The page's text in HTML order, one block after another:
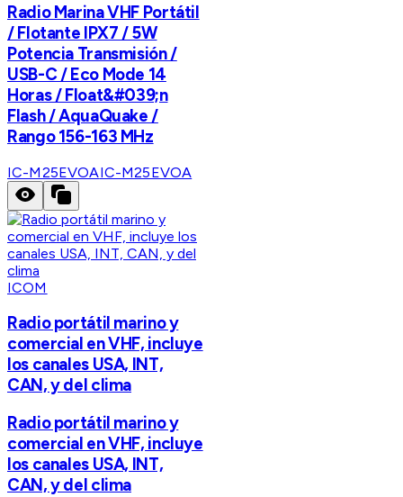
Radio Marina VHF Portátil
/ Flotante IPX7 / 5W
Potencia Transmisión /
USB-C / Eco Mode 14
Horas / Float&#039;n
Flash / AquaQuake /
Rango 156-163 MHz
IC-M25EVOAIC-M25EVOA
ICOM
Radio portátil marino y
comercial en VHF, incluye
los canales USA, INT,
CAN, y del clima
Radio portátil marino y
comercial en VHF, incluye
los canales USA, INT,
CAN, y del clima